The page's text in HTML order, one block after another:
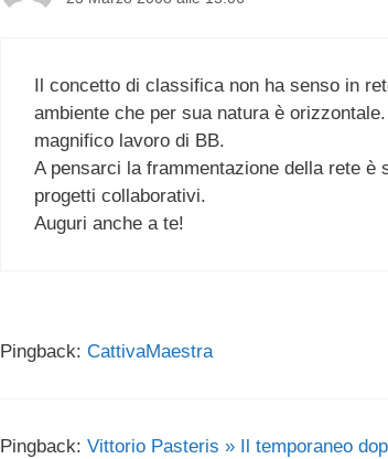
Il concetto di classifica non ha senso in
ambiente che per sua natura è
magnifico lavoro di BB.
A pensarci la frammentazione della rete
progetti collaborativi.
Auguri anche a te!
Pingback: CattivaMaestra
Pingback: Vittorio Pasteris » Il temporaneo